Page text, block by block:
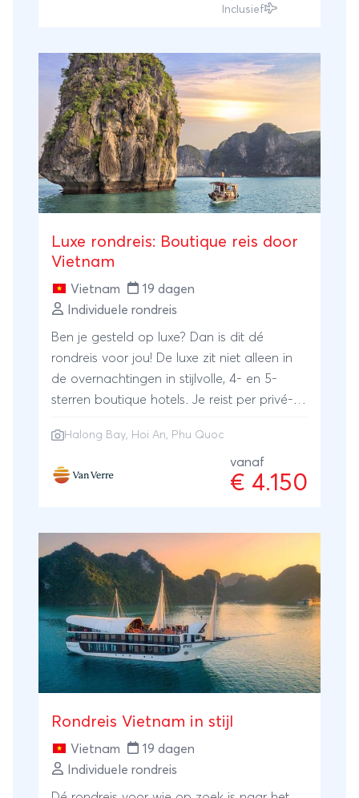
cultuur. Tijdens deze rondeis bezoekt u
Bai Tu Long Bay, fietsen langs rijstvelden,
varen door grotten of struinen door
levendige markten. Sluit uw avontuur af op
het paradijselijke eiland Phu Quoc, waar u
kunt genieten van de prachtige stranden
en de zee.
Inclusief
Luxe rondreis: Boutique reis door
Vietnam
Vietnam
19 dagen
Individuele rondreis
Ben je gesteld op luxe? Dan is dit dé
rondreis voor jou! De luxe zit niet alleen in
de overnachtingen in stijlvolle, 4- en 5-
sterren boutique hotels. Je reist per privé-
5-sterren cruise door Halong Bay en legt
langere afstanden comfortabel af per
vliegtuig. Vrijwel dagelijks maak je een
genieten van jouw luxe resort.
Halong Bay, Hoi An, Phu Quoc
vanaf
€ 4.150
Rondreis Vietnam in stijl
Vietnam
19 dagen
Individuele rondreis